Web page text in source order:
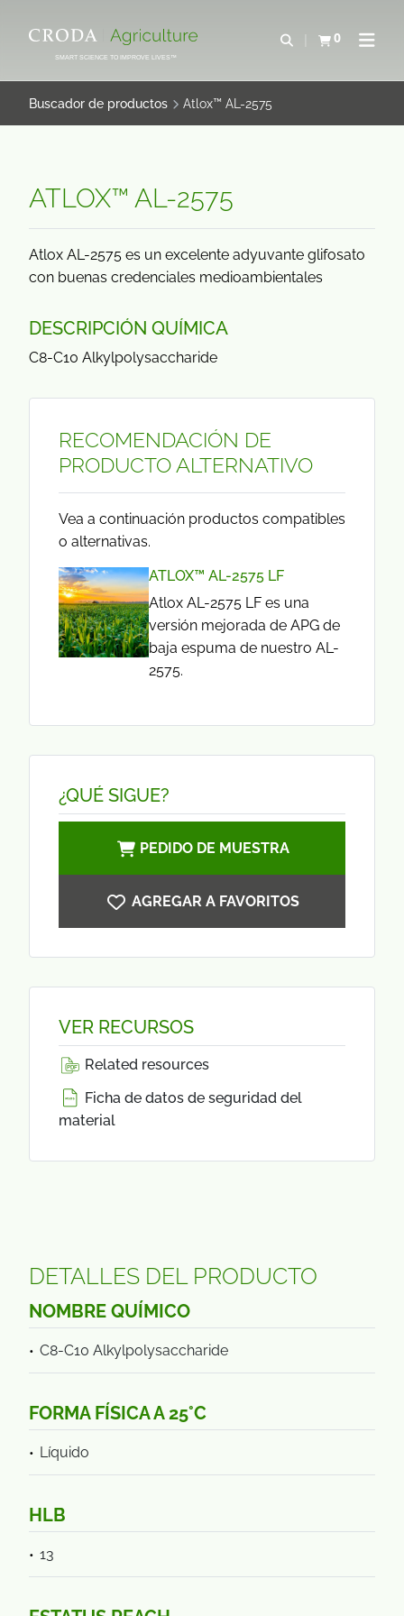
CONTENIDOSMART SCIENCE TO IMPROVE LIVES™
Abrir0
Ver carritoAbrir
Buscador de productos Atlox™ AL-2575
ATLOX™ AL-2575
Atlox AL-2575 es un excelente adyuvante glifosato
con buenas credenciales medioambientales
DESCRIPCIÓN QUÍMICA
C8-C10 Alkylpolysaccharide
RECOMENDACIÓN DE
PRODUCTO ALTERNATIVO
Vea a continuación productos compatibles
o alternativas.
ATLOX™ AL-2575 LF
Atlox AL-2575 LF es una
versión mejorada de APG de
baja espuma de nuestro AL-
2575.
¿QUÉ SIGUE?
PEDIDO DE MUESTRA
AGREGAR A FAVORITOS
VER RECURSOS
Related resources
Ficha de datos de seguridad del
material
DETALLES DEL PRODUCTO
NOMBRE QUÍMICO
C8-C10 Alkylpolysaccharide
FORMA FÍSICA A 25°C
Líquido
HLB
13